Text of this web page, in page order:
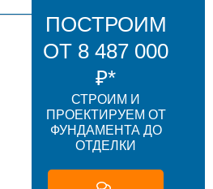
ПОСТРОИМ
ОТ 8 487 000
₽*
СТРОИМ И
ПРОЕКТИРУЕМ ОТ
ФУНДАМЕНТА ДО
ОТДЕЛКИ